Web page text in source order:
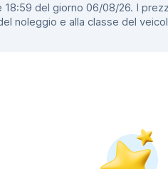
del giorno 06/08/26. I
noleggio e alla classe del